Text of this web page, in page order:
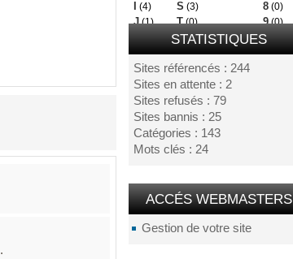
(4)
J(1)
S (3)
T(0)
8(0)
9(0)
STATISTIQUES
Sites référencés : 244
Sites en attente : 2
Sites refusés : 79
Sites bannis : 25
Catégories : 143
Mots clés : 24
ACCÉS WEBMASTERS
Gestion de votre site